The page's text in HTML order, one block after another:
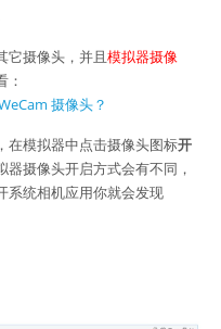
它摄像头，并且模拟器摄像
：
摄像头？
在模拟器中点击摄像头图标开
器摄像头开启方式会有不同，
系统相机应用你就会发现